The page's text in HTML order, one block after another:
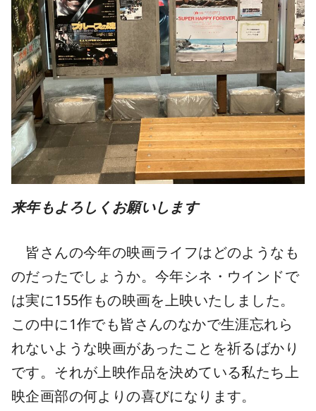
来年もよろしくお願いします
皆さんの今年の映画ライフはどのようなも
のだったでしょうか。今年シネ・ウインドで
は実に155作もの映画を上映いたしました。
この中に1作でも皆さんのなかで生涯忘れら
れないような映画があったことを祈るばかり
です。それが上映作品を決めている私たち上
映企画部の何よりの喜びになります。